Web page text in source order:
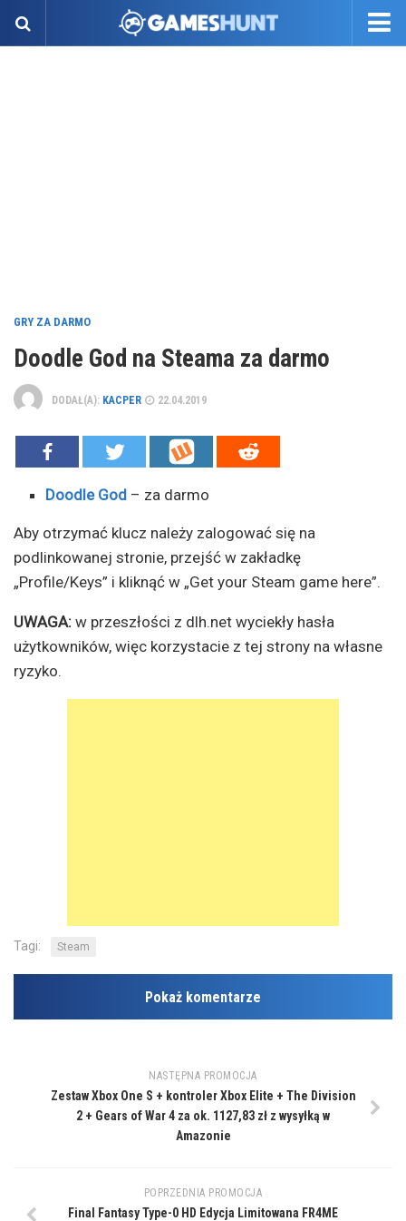
GRY ZA DARMO
Doodle God na Steama za darmo
DODAŁ(A): KACPER 22.04.2019
Doodle God – za darmo
Aby otrzymać klucz należy zalogować się na
podlinkowanej stronie, przejść w zakładkę
„Profile/Keys” i kliknąć w „Get your Steam game here”.
UWAGA: w przeszłości z dlh.net wyciekły hasła
użytkowników, więc korzystacie z tej strony na własne
ryzyko.
Tagi: Steam
Pokaż komentarze
NASTĘPNA PROMOCJA
Zestaw Xbox One S + kontroler Xbox Elite + The Division
2 + Gears of War 4 za ok. 1127,83 zł z wysyłką w
Amazonie
POPRZEDNIA PROMOCJA
Final Fantasy Type-0 HD Edycja Limitowana FR4ME